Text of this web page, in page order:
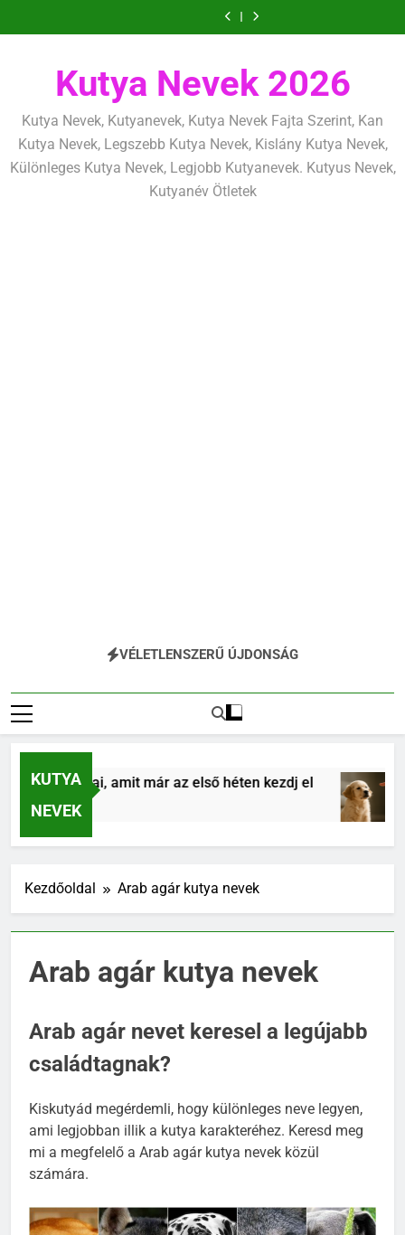
a
héten
kezdj
el
fizikailag
szeretettel,
amit
már
héten
kezdj
el
amik
egész
Kutya Nevek 2026
Kutya Nevek, Kutyanevek, Kutya Nevek Fajta Szerint, Kan
Kutya Nevek, Legszebb Kutya Nevek, Kislány Kutya Nevek,
Különleges Kutya Nevek, Legjobb Kutyanevek. Kutyus Nevek,
Kutyanév Ötletek
VÉLETLENSZERŰ ÚJDONSÁG
KUTYA
NEVEK
alapjai, amit már az első héten kezdj el
Kezdőoldal Arab agár kutya nevek
Arab agár kutya nevek
Arab agár nevet keresel a legújabb
családtagnak?
Kiskutyád megérdemli, hogy különleges neve legyen,
ami legjobban illik a kutya karakteréhez. Keresd meg
mi a megfelelő a Arab agár kutya nevek közül
számára.